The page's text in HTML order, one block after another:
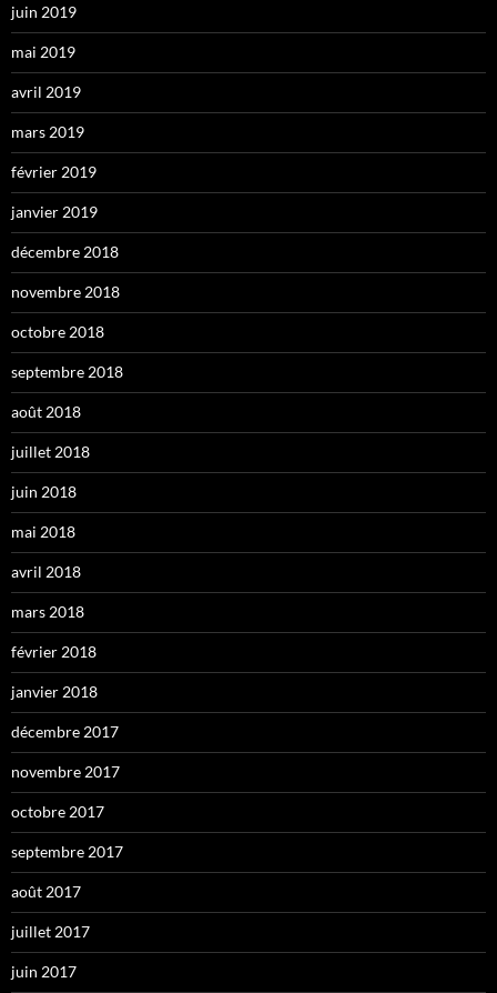
juin 2019
mai 2019
avril 2019
mars 2019
février 2019
janvier 2019
décembre 2018
novembre 2018
octobre 2018
septembre 2018
août 2018
juillet 2018
juin 2018
mai 2018
avril 2018
mars 2018
février 2018
janvier 2018
décembre 2017
novembre 2017
octobre 2017
septembre 2017
août 2017
juillet 2017
juin 2017